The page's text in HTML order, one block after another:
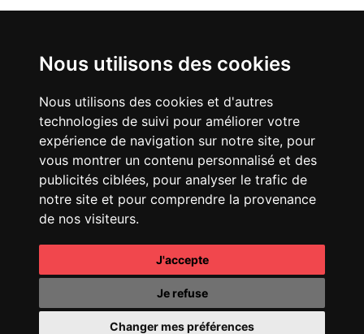
Nous utilisons des cookies
Nous utilisons des cookies et d'autres
technologies de suivi pour améliorer votre
expérience de navigation sur notre site, pour
vous montrer un contenu personnalisé et des
publicités ciblées, pour analyser le trafic de
notre site et pour comprendre la provenance
de nos visiteurs.
J'accepte
Je refuse
Changer mes préférences
CHANEL 25 HANDBAG FENDI SPRING SUMMER
25 SHOW
CHANEL COCO
CHANEL OMBRE
ESSENTIELLE